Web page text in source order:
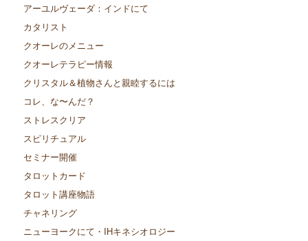
アーユルヴェーダ：インドにて
カタリスト
クオーレのメニュー
クオーレテラピー情報
クリスタル＆植物さんと親睦するには
コレ、な〜んだ？
ストレスクリア
スピリチュアル
セミナー開催
タロットカード
タロット講座物語
チャネリング
ニューヨークにて・IHキネシオロジー